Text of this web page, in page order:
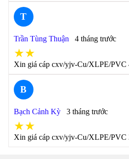
T
Trần Tùng Thuận 4 tháng trước
★★
Xin giá cáp cxv/yjv-Cu/XLPE/PVC
B
Bạch Cảnh Kỳ 3 tháng trước
★★
Xin giá cáp cxv/yjv-Cu/XLPE/PVC